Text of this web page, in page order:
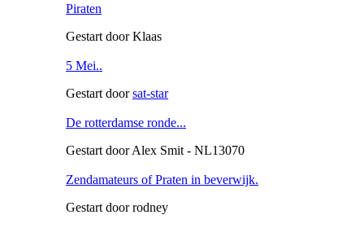
Piraten
Gestart door Klaas
5 Mei..
Gestart doorsat-star
De rotterdamse ronde...
Gestart door Alex Smit - NL13070
Zendamateurs of Praten in beverwijk.
Gestart door rodney